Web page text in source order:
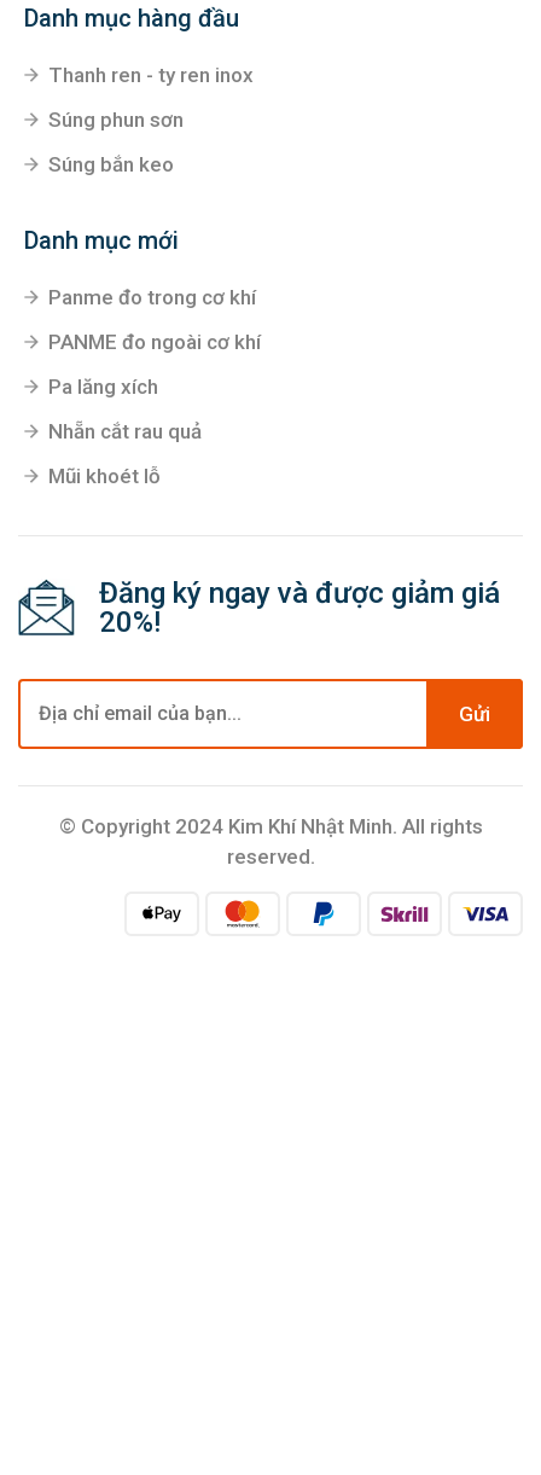
Danh mục hàng đầu
Thanh ren - ty ren inox
Súng phun sơn
Súng bắn keo
Danh mục mới
Panme đo trong cơ khí
PANME đo ngoài cơ khí
Pa lăng xích
Nhẵn cắt rau quả
Mũi khoét lỗ
Đăng ký ngay và được giảm giá
20%!
Gửi
© Copyright 2024 Kim Khí Nhật Minh. All rights
reserved.